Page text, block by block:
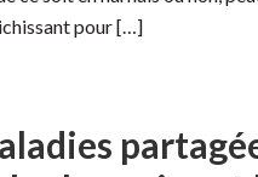
pour […]